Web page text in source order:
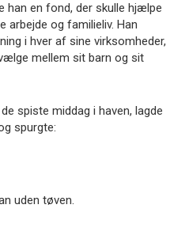
han en fond, der skulle hjælpe
og familieliv. Han
i hver af sine virksomheder,
mellem sit barn og sit
spiste middag i haven, lagde
spurgte:
uden tøven.